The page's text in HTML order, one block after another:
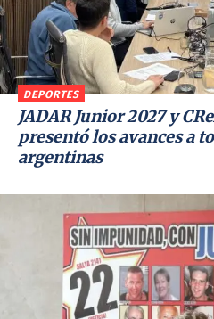
DEPORTES
JADAR Junior 2027 y
presentó los avances a
argentinas